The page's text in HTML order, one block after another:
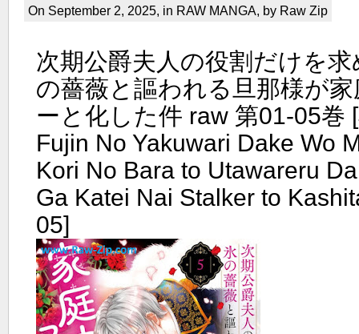
On September 2, 2025, in RAW MANGA, by Raw Zip
次期公爵夫人の役割だけを
の薔薇と謳われる旦那様が
ーと化した件 raw 第01-05巻
Fujin No Yakuwari Dake Wo
Kori No Bara to Utawareru
Ga Katei Nai Stalker to
05]